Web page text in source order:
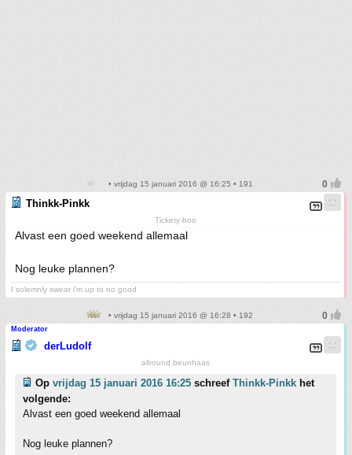
• vrijdag 15 januari 2016 @ 16:25 • 191
Thinkk-Pinkk
Tickety-boo
Alvast een goed weekend allemaal
Nog leuke plannen?
I solemnly swear i'm up to no good
• vrijdag 15 januari 2016 @ 16:28 • 192
Moderator
derLudolf
allround beunhaas
Op vrijdag 15 januari 2016 16:25 schreef Thinkk-Pinkk het
volgende:
Alvast een goed weekend allemaal
Nog leuke plannen?